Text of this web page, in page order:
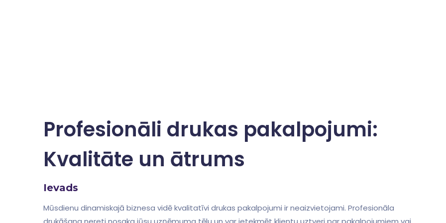
Profesionāli drukas pakalpojumi:
Kvalitāte un ātrums
Ievads
Mūsdienu dinamiskajā biznesa vidē kvalitatīvi drukas pakalpojumi ir neaizvietojami. Profesionāla⁣